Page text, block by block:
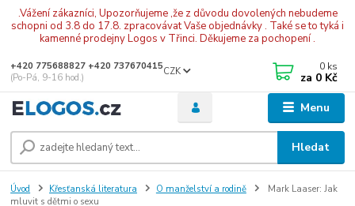
.Vážení zákazníci, Upozorňujeme ,že z důvodu dovolených nebudeme
schopni od 3.8 do 17.8. zpracovávat Vaše objednávky . Také se to tyká i
kamenné prodejny Logos v Třinci. Děkujeme za pochopení .
Menu
CZK
Hledat
+420 775688827 +420 737670415
(Po-Pá, 9-16 hod.)
0 ks
za 0 Kč
Úvod Křesťanská literatura O manželství a rodině
Mark Laaser: Jak
mluvit s dětmi o sexu